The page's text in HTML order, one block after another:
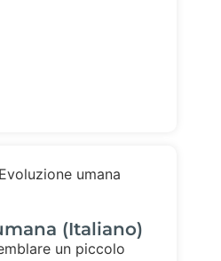
umana
(Italiano)
un piccolo